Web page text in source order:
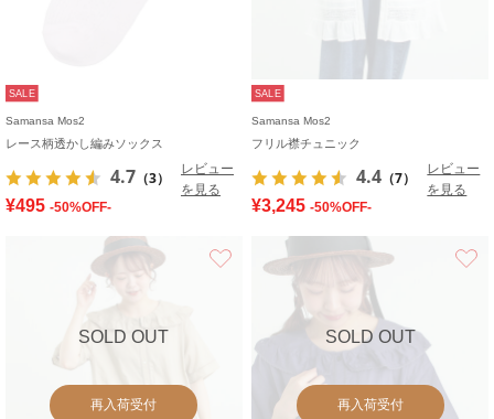
SALE
Samansa Mos2
レース柄透かし編みソックス
4.7 （3）
レビュー
を見る
¥495 -50%OFF-
SALE
Samansa Mos2
フリル襟チュニック
4.4 （7）
レビュー
を見る
¥3,245 -50%OFF-
SOLD OUT
再入荷受付
お気に入り
SOLD OUT
再入荷受付